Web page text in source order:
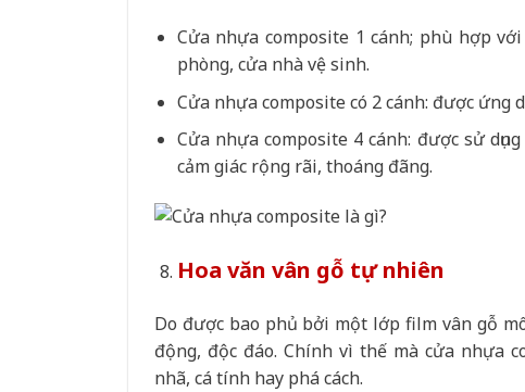
Cửa nhựa composite 1 cánh; phù hợp
phòng, cửa nhà vệ sinh.
Cửa nhựa composite có 2 cánh: được ứng
Cửa nhựa composite 4 cánh: được sử
cảm giác rộng rãi, thoáng đãng.
Hoa văn vân gỗ tự nhiên
Do được bao phủ bởi một lớp film vân gỗ
động, độc đáo. Chính vì thế mà cửa nhựa
nhã, cá tính hay phá cách.